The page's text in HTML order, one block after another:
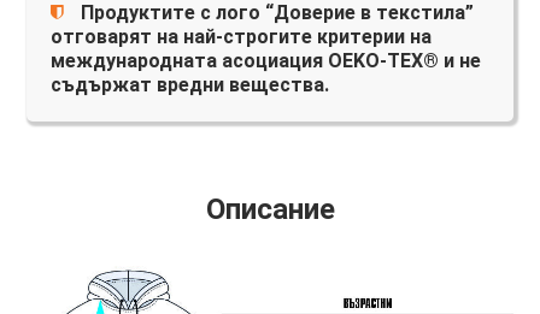
Продуктите с лого “Доверие в текстила”
отговарят на най-строгите критерии на
международната асоциация OEKO-TEX® и не
съдържат вредни вещества.
Описание